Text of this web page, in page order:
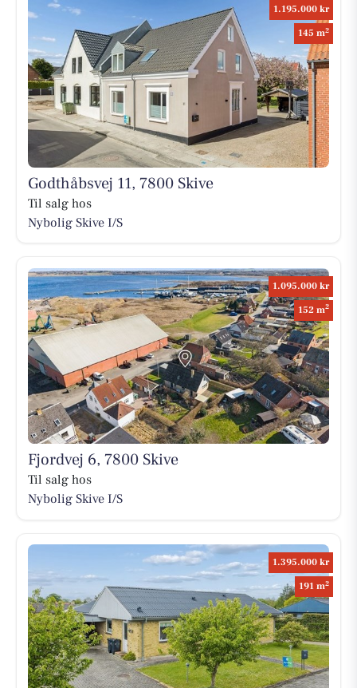
1.195.000 kr
145 m2
Godthåbsvej 11, 7800 Skive
Til salg hos
Nybolig Skive I/S
1.095.000 kr
152 m2
Fjordvej 6, 7800 Skive
Til salg hos
Nybolig Skive I/S
1.395.000 kr
191 m2